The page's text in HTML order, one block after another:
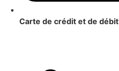
Carte de crédit et de débit